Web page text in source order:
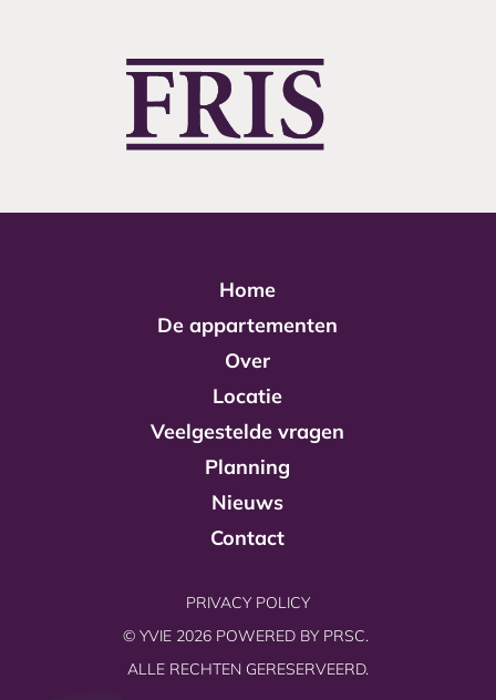
Home
De appartementen
Over
Locatie
Veelgestelde vragen
Planning
Nieuws
Contact
PRIVACY POLICY
© YVIE 2026 POWERED BY PRSC.
ALLE RECHTEN GERESERVEERD.